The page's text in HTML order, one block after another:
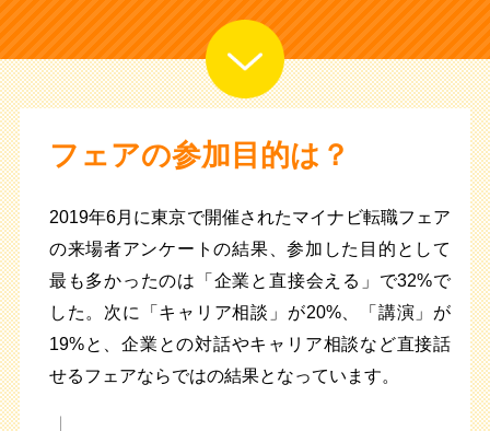
フェアの参加目的は？
2019年6月に東京で開催されたマイナビ転職フェア
の来場者アンケートの結果、参加した目的として
最も多かったのは「企業と直接会える」で32%で
した。次に「キャリア相談」が20%、「講演」が
19%と、企業との対話やキャリア相談など直接話
せるフェアならではの結果となっています。